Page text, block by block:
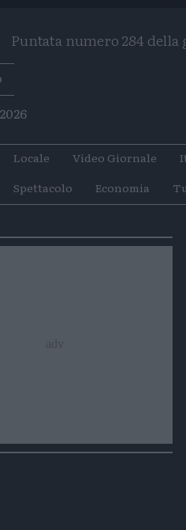
Puntata numero 284
Locale Video Giornale
Spettacolo
Economia